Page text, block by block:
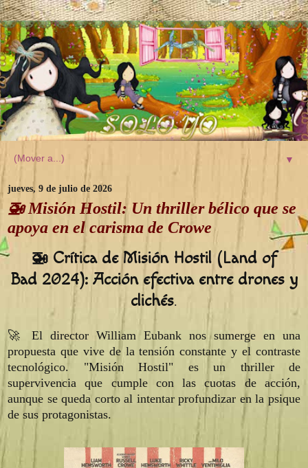
▼
jueves, 9 de julio de 2026
🚁 Misión Hostil: Un thriller bélico que se
apoya en el carisma de Crowe
🚁 Crítica de Misión Hostil (Land of
Bad 2024): Acción efectiva entre drones y
clichés.
🚀 El director William Eubank nos sumerge en una
propuesta que vive de la tensión constante y el contraste
tecnológico. "Misión Hostil" es un thriller de
supervivencia que cumple con las cuotas de acción,
aunque se queda corto al intentar profundizar en la psique
de sus protagonistas.